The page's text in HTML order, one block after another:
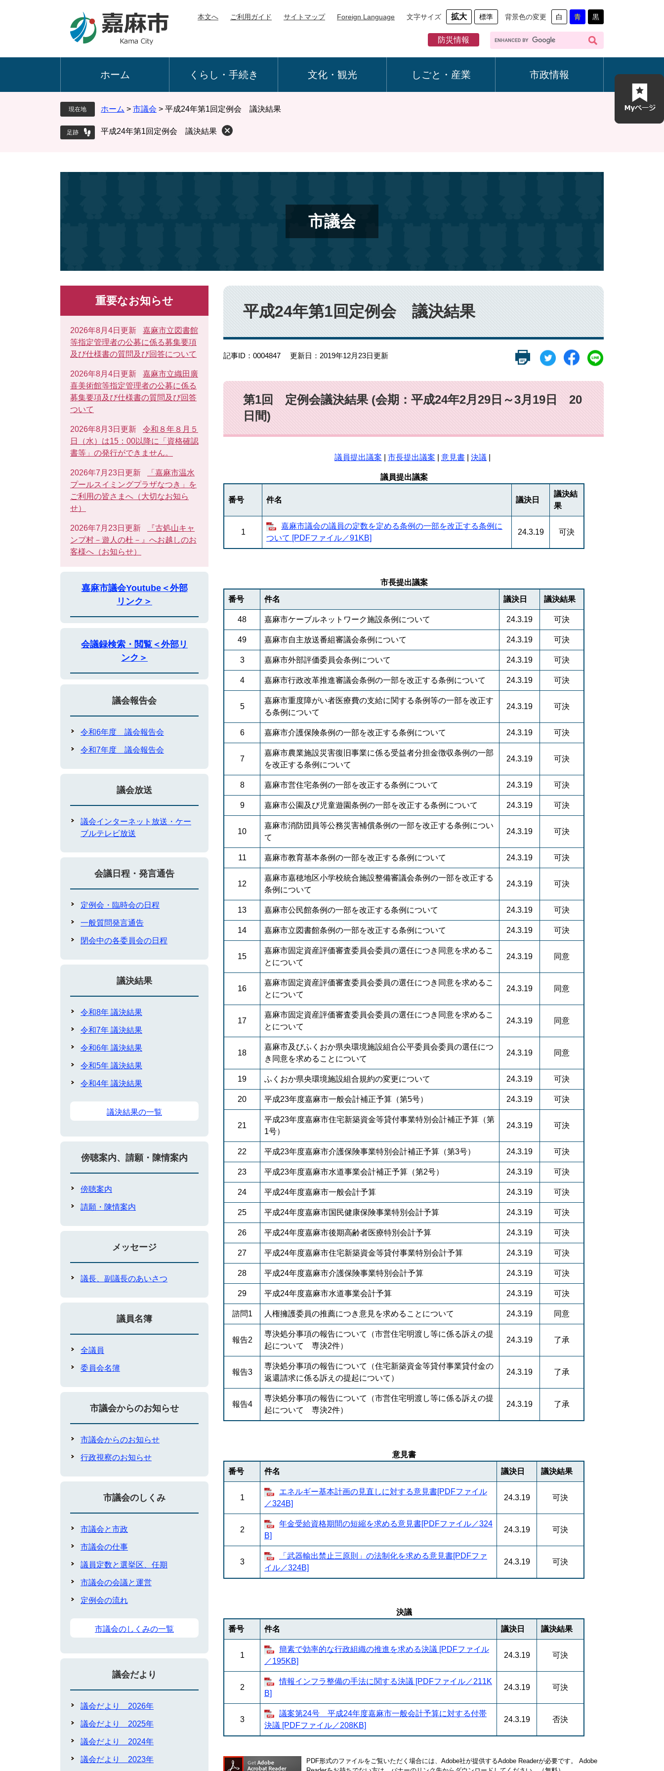
本文へ ご利用ガイド サイトマップ Foreign Language 文字サイズ 拡大 標準 背景色の変更 白 青 黒
防災情報
G
o
ホーム くらし・手続き 文化・観光 しごと・産業 市政情報
現在地 ホーム > 市議会 > 平成24年第1回定例会 議決結果
平成24年第1回定例会 議決結果
市議会
本
文
平成24年第1回定例会 議決結果
記事ID：0004847 更新日：2019年12月23日更新
第1回 定例会議決結果 (会期：平成24年2月29日～3月19日 20
日間)
議員提出議案 市長提出議案 意見書 決議
議員提出議案
番号 件名 議決日
議決結
果
1
嘉麻市議会の議員の定数を定める条例の一部を改正する条例に
ついて [PDFファイル／91KB]
24.3.19 可決
市長提出議案
番号
件名 議決日 議決結果
48 嘉麻市ケーブルネットワーク施設条例について 24.3.19 可決
49 嘉麻市自主放送番組審議会条例について 24.3.19 可決
3 嘉麻市外部評価委員会条例について 24.3.19 可決
4 嘉麻市行政改革推進審議会条例の一部を改正する条例について 24.3.19 可決
5
嘉麻市重度障がい者医療費の支給に関する条例等の一部を改正す
る条例について
24.3.19 可決
6 嘉麻市介護保険条例の一部を改正する条例について 24.3.19 可決
7
嘉麻市農業施設災害復旧事業に係る受益者分担金徴収条例の一部
を改正する条例について
24.3.19 可決
8 嘉麻市営住宅条例の一部を改正する条例について 24.3.19 可決
9 嘉麻市公園及び児童遊園条例の一部を改正する条例について 24.3.19 可決
10
嘉麻市消防団員等公務災害補償条例の一部を改正する条例につい
て
24.3.19 可決
11 嘉麻市教育基本条例の一部を改正する条例について 24.3.19 可決
12
嘉麻市嘉穂地区小学校統合施設整備審議会条例の一部を改正する
条例について
24.3.19 可決
13 嘉麻市公民館条例の一部を改正する条例について 24.3.19 可決
14 嘉麻市立図書館条例の一部を改正する条例について 24.3.19 可決
15
嘉麻市固定資産評価審査委員会委員の選任につき同意を求めるこ
とについて
24.3.19 同意
16
嘉麻市固定資産評価審査委員会委員の選任につき同意を求めるこ
とについて
24.3.19 同意
17
嘉麻市固定資産評価審査委員会委員の選任につき同意を求めるこ
とについて
24.3.19 同意
18
嘉麻市及びふくおか県央環境施設組合公平委員会委員の選任につ
き同意を求めることについて
24.3.19 同意
19 ふくおか県央環境施設組合規約の変更について 24.3.19 可決
20 平成23年度嘉麻市一般会計補正予算（第5号） 24.3.19 可決
21
平成23年度嘉麻市住宅新築資金等貸付事業特別会計補正予算（第
1号）
24.3.19 可決
22 平成23年度嘉麻市介護保険事業特別会計補正予算（第3号） 24.3.19 可決
23 平成23年度嘉麻市水道事業会計補正予算（第2号） 24.3.19 可決
24 平成24年度嘉麻市一般会計予算 24.3.19 可決
25 平成24年度嘉麻市国民健康保険事業特別会計予算 24.3.19 可決
26 平成24年度嘉麻市後期高齢者医療特別会計予算 24.3.19 可決
27 平成24年度嘉麻市住宅新築資金等貸付事業特別会計予算 24.3.19 可決
28 平成24年度嘉麻市介護保険事業特別会計予算 24.3.19 可決
29 平成24年度嘉麻市水道事業会計予算 24.3.19 可決
諮問1 人権擁護委員の推薦につき意見を求めることについて 24.3.19 同意
報告2
専決処分事項の報告について（市営住宅明渡し等に係る訴えの提
起について 専決2件）
24.3.19 了承
報告3
専決処分事項の報告について（住宅新築資金等貸付事業貸付金の
返還請求に係る訴えの提起について）
24.3.19 了承
報告4
専決処分事項の報告について（市営住宅明渡し等に係る訴えの提
起について 専決2件）
24.3.19 了承
意見書
番号
件名 議決日 議決結果
1
エネルギー基本計画の見直しに対する意見書[PDFファイル
／324B]
24.3.19 可決
2
年金受給資格期間の短縮を求める意見書[PDFファイル／324
B]
24.3.19 可決
3
「武器輸出禁止三原則」の法制化を求める意見書[PDFファ
イル／324B]
24.3.19 可決
決議
番号
件名 議決日 議決結果
1
簡素で効率的な行政組織の推進を求める決議 [PDFファイル
／195KB]
24.3.19 可決
2
情報インフラ整備の手法に関する決議 [PDFファイル／211K
B]
24.3.19 可決
3
議案第24号 平成24年度嘉麻市一般会計予算に対する付帯
決議 [PDFファイル／208KB]
24.3.19 否決
PDF形式のファイルをご覧いただく場合には、Adobe社が提供するAdobe Readerが必要です。
Adobe
重要なお知らせ
2026年8月4日更新
嘉麻市立図書館
等指定管理者の公募に係る募集要項
及び仕様書の質問及び回答について
2026年8月4日更新
嘉麻市立織田廣
喜美術館等指定管理者の公募に係る
募集要項及び仕様書の質問及び回答
ついて
2026年8月3日更新
令和８年８月５
日（水）は15：00以降に「資格確認
書等」の発行ができません。
2026年7月23日更新
「嘉麻市温水
プールスイミングプラザなつき」を
ご利用の皆さまへ（大切なお知ら
せ）
2026年7月23日更新
『古処山キャ
ンプ村－遊人の杜－』へお越しのお
客様へ（お知らせ）
嘉麻市議会Youtube＜外部
リンク＞
会議録検索・閲覧＜外部リ
ンク＞
議会報告会
令和6年度 議会報告会
令和7年度 議会報告会
議会放送
議会インターネット放送・ケー
ブルテレビ放送
会議日程・発言通告
定例会・臨時会の日程
一般質問発言通告
閉会中の各委員会の日程
議決結果
令和8年 議決結果
令和7年 議決結果
令和6年 議決結果
令和5年 議決結果
令和4年 議決結果
議決結果の一覧
傍聴案内、請願・陳情案内
傍聴案内
請願・陳情案内
メッセージ
議長、副議長のあいさつ
議員名簿
全議員
委員会名簿
市議会からのお知らせ
市議会からのお知らせ
行政視察のお知らせ
市議会のしくみ
市議会と市政
市議会の仕事
議員定数と選挙区、任期
市議会の会議と運営
定例会の流れ
市議会のしくみの一覧
議会だより
議会だより 2026年
議会だより 2025年
議会だより 2024年
議会だより 2023年